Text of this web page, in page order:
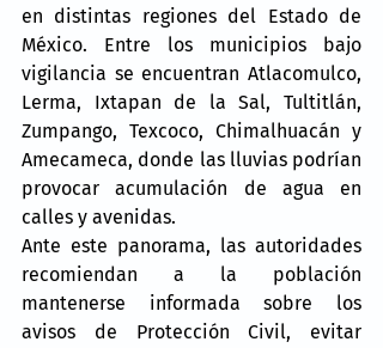
en distintas regiones del Estado de
México. Entre los municipios bajo
vigilancia se encuentran Atlacomulco,
Lerma, Ixtapan de la Sal, Tultitlán,
Zumpango, Texcoco, Chimalhuacán y
Amecameca, donde las lluvias podrían
provocar acumulación de agua en
calles y avenidas.
Ante este panorama, las autoridades
recomiendan a la población
mantenerse informada sobre los
avisos de Protección Civil, evitar